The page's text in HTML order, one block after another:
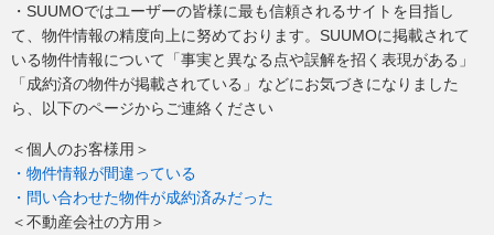
・SUUMOではユーザーの皆様に最も信頼されるサイトを目指し
て、物件情報の精度向上に努めております。SUUMOに掲載されて
いる物件情報について「事実と異なる点や誤解を招く表現がある」
「成約済の物件が掲載されている」などにお気づきになりました
ら、以下のページからご連絡ください
＜個人のお客様用＞
・物件情報が間違っている
・問い合わせた物件が成約済みだった
＜不動産会社の方用＞